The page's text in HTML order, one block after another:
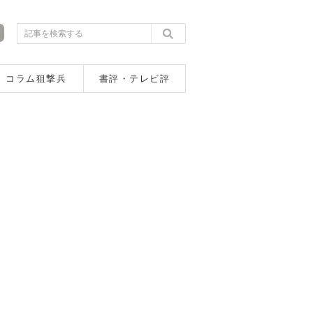
コラム狙撃兵 書評・テレビ評